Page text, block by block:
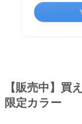
【販売中】買
限定カラー